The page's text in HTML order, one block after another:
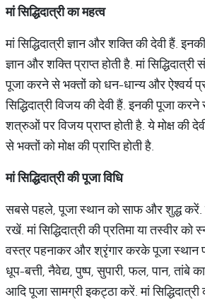
मां सिद्धिदात्री का महत्व
मां सिद्धिदात्री ज्ञान और शक्ति की देवी हैं.
ज्ञान और शक्ति प्राप्त होती है. मां
पूजा करने से भक्तों को धन-धान्य और ऐश्वर्य
सिद्धिदात्री विजय की देवी हैं. इनकी पूजा
शत्रुओं पर विजय प्राप्त होती है. ये मोक्ष की
से भक्तों को मोक्ष की प्राप्ति होती है.
मां सिद्धिदात्री की पूजा विधि
सबसे पहले, पूजा स्थान को साफ और शुद्ध
रखें. मां सिद्धिदात्री की प्रतिमा या तस्वीर
वस्त्र पहनाकर और श्रृंगार करके पूजा स्थान
धूप-बत्ती, नैवेद्य, पुष्प, सुपारी, फल, पान, तांबे
आदि पूजा सामग्री इकट्ठा करें. मां सिद्धिदात्री